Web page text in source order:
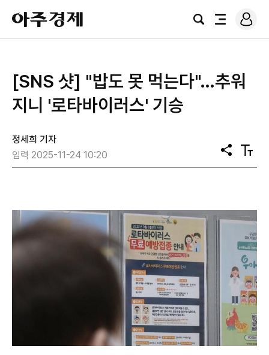
아
주
경
검
전
로
그
[SNS 샷] "밥도 못 먹는다"…추워
지니 '로타바이러스' 기승
정세희 기자
입력 2025-11-24 10:20
공
유
텍
스